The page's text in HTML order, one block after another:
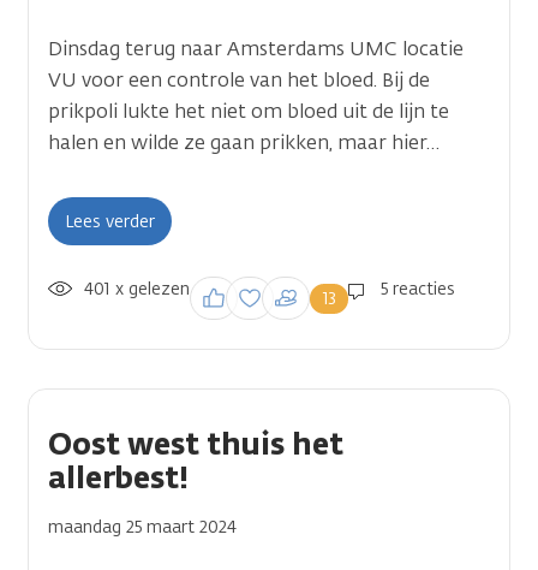
Dinsdag terug naar Amsterdams UMC locatie
VU voor een controle van het bloed. Bij de
prikpoli lukte het niet om bloed uit de lijn te
halen en wilde ze gaan prikken, maar hier…
Lees verder
5 reacties
13
Inloggen om een
reactie te plaatsen
401 x gelezen
Oost west thuis het
allerbest!
maandag 25 maart 2024
Voeg een foto of afbeelding
Je kunt deze later nog
Tekst
Video
Video
(waarde
1)